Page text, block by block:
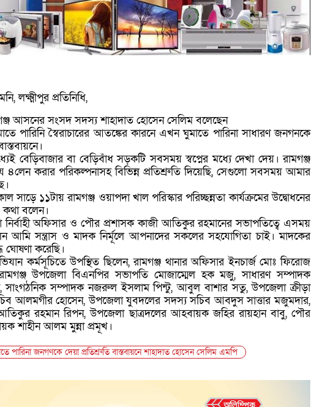
লক্ষ্মীপুর প্রতিনিধি,
আসনের সংসদ সদস্য শাহাদাত হোসেন সেলিম বলেছেন
পারিনি স্বৈরাচারের আতঙ্কের কারনে এখন ঘুমাতে পারিনা সাধারণ জনগনকে
বেড়িবাজার বা বেড়িবাঁধ সড়কটি সবসময় স্বপ্নের মধ্যে দেখা দেয়। রামগঞ্জ
৪লেন করার পরিকল্পনাসহ বিভিন্ন প্রতিশ্রুতি দিয়েছি, সেগুলো সবসময় আমার
সাড়ে ১১টায় রামগঞ্জ ওয়াপদা খাল পরিস্কার পরিচ্ছন্নতা কার্যক্রমের উদ্বোধনের
বলেন।
নির্বাহী অফিসার ও পৌর প্রশাসক কাজী আতিকুর রহমানের সভাপতিত্বে এসময়
আমি সন্ত্রাস ও মাদক নির্মূলে আপনাদের সকলের সহযোগিতা চাই। মাদকের
ঘোষণা করেছি।
কর্মসূচিতে উপস্থিত ছিলেন, রামগঞ্জ থানার অফিসার ইনচার্জ মোঃ ফিরোজ
উপজেলা বিএনপির সভাপতি মোজাম্মেল হক মজু, সাধারণ সম্পাদক
সাংগঠনিক সম্পাদক নজরুল ইসলাম পিন্টু, আবুল বাশার সতু, উপজেলা ক্রীড়া
আলমগীর হোসেন, উপজেলা যুবদলের সদস্য সচিব আবদুস সাত্তার মজুমদার,
রহমান রিপন, উপজেলা ছাত্রদলের আহবায়ক জহির রায়হান বাবু, পৌর
শাহীন আলম মুন্না প্রমূখ।
পারিনা জনগণকে দেয়া প্রতিশ্রুতি বাস্তবায়নে শাহাদাত হোসেন সেলিম এমপি